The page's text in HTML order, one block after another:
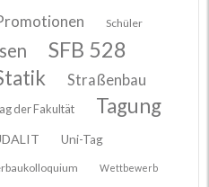
Schüler
SFB 528
Straßenbau
der Fakultät Tagung
Uni-Tag
Wettbewerb